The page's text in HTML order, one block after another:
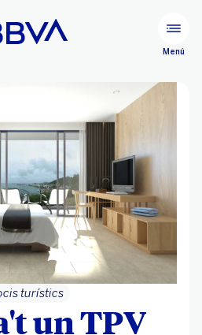
Menú
turístics
un TPV